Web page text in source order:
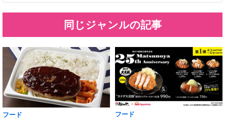
同じジャンルの記事
フード フード